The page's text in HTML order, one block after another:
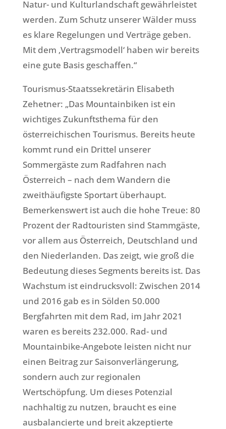
Natur- und Kulturlandschaft gewährleistet
werden. Zum Schutz unserer Wälder muss
es klare Regelungen und Verträge geben.
Mit dem ‚Vertragsmodell‘ haben wir bereits
eine gute Basis geschaffen.“
Tourismus-Staatssekretärin Elisabeth
Zehetner: „Das Mountainbiken ist ein
wichtiges Zukunftsthema für den
österreichischen Tourismus. Bereits heute
kommt rund ein Drittel unserer
Sommergäste zum Radfahren nach
Österreich – nach dem Wandern die
zweithäufigste Sportart überhaupt.
Bemerkenswert ist auch die hohe Treue: 80
Prozent der Radtouristen sind Stammgäste,
vor allem aus Österreich, Deutschland und
den Niederlanden. Das zeigt, wie groß die
Bedeutung dieses Segments bereits ist. Das
Wachstum ist eindrucksvoll: Zwischen 2014
und 2016 gab es in Sölden 50.000
Bergfahrten mit dem Rad, im Jahr 2021
waren es bereits 232.000. Rad- und
Mountainbike-Angebote leisten nicht nur
einen Beitrag zur Saisonverlängerung,
sondern auch zur regionalen
Wertschöpfung. Um dieses Potenzial
nachhaltig zu nutzen, braucht es eine
ausbalancierte und breit akzeptierte